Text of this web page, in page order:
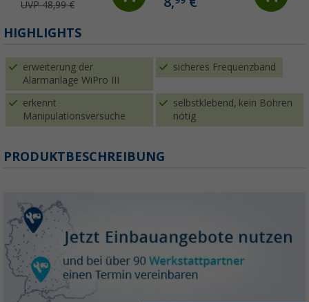
UVP 48,99 €
HIGHLIGHTS
erweiterung der
Alarmanlage WiPro III
sicheres Frequenzband
erkennt
Manipulationsversuche
selbstklebend, kein Bohren
nötig
PRODUKTBESCHREIBUNG